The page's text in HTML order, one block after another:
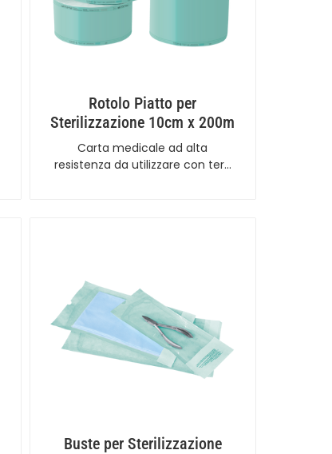
Rotolo Piatto per
Sterilizzazione 10cm x 200m
Carta medicale ad alta
resistenza da utilizzare con ter…
Buste per Sterilizzazione